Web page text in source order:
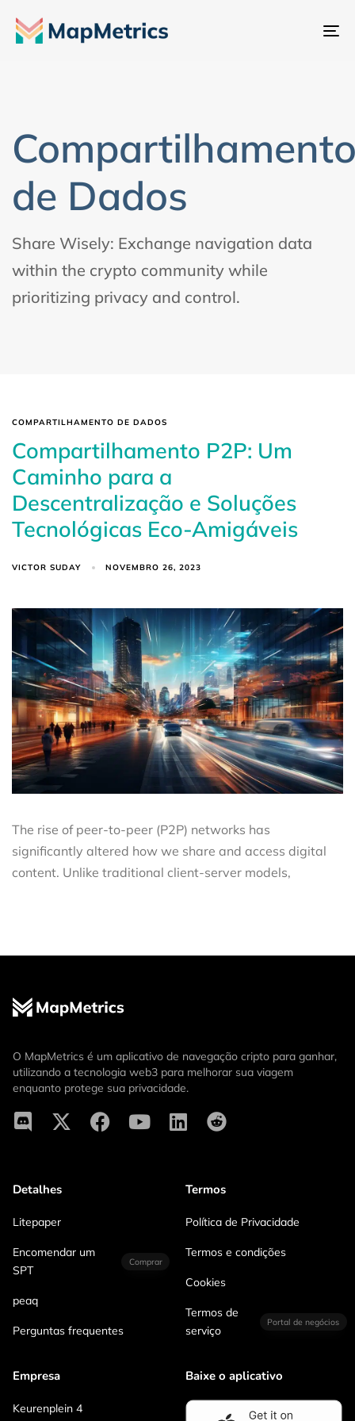
de Dados
Share Wisely: Exchange navigation data
within the crypto community while
prioritizing privacy and control.
COMPARTILHAMENTO DE DADOS
Compartilhamento P2P: Um
Caminho para a
Descentralização e Soluções
Tecnológicas Eco-Amigáveis
VICTOR SUDAY NOVEMBRO 26, 2023
The rise of peer-to-peer (P2P) networks has
significantly altered how we share and access digital
content. Unlike traditional client-server models,
O MapMetrics é um aplicativo de navegação cripto para ganhar,
utilizando a tecnologia web3 para melhorar sua viagem
enquanto protege sua privacidade.
Detalhes
Litepaper
Encomendar um
SPT
Comprar
peaq
Perguntas frequentes
Termos
Política de Privacidade
Termos e condições
Cookies
Termos de
serviço
Portal de negócios
Empresa
Keurenplein 4
Baixe o aplicativo